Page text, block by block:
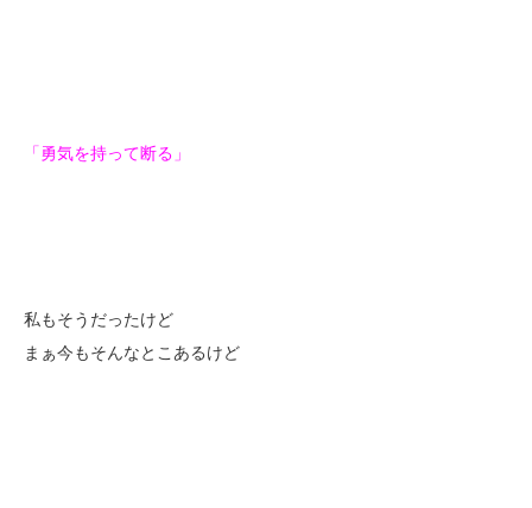
「勇気を持って断る」
私もそうだったけど
まぁ今もそんなとこあるけど